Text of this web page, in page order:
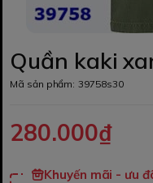
Quần kaki
Mã sản phẩm: 39758s30
280.000₫
Khuyến mãi - ưu